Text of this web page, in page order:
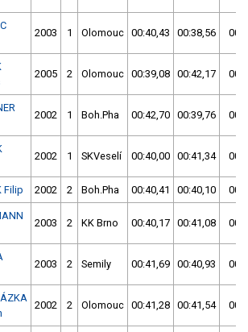
2003 1 Olomouc 00:40,43 00:38,56
2005 2 Olomouc 00:39,08 00:42,17
2002 1 Boh.Pha 00:42,70 00:39,76
2002 1 SKVeselí 00:40,00 00:41,34
Filip 2002 2 Boh.Pha 00:40,41 00:40,10
2003 2 KK Brno 00:40,17 00:41,08
2003 2 Semily 00:41,69 00:40,93
2002 2 Olomouc 00:41,28 00:41,54